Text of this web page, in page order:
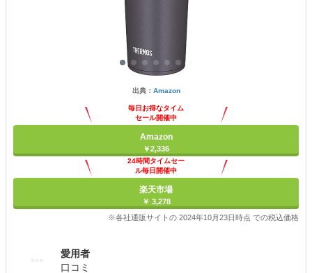
出典： Amazon
毎日お得なタイム
セール開催中
Amazon
￥2,336
24時間タイムセー
ル毎日開催中
楽天市場
￥ 3,278
※各社通販サイトの 2024年10月23日時点 での税込価格
愛用者
口コミ